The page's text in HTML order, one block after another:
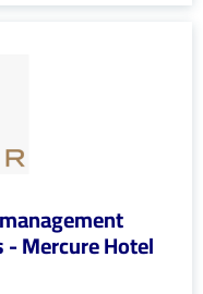
- Mercure Hotel